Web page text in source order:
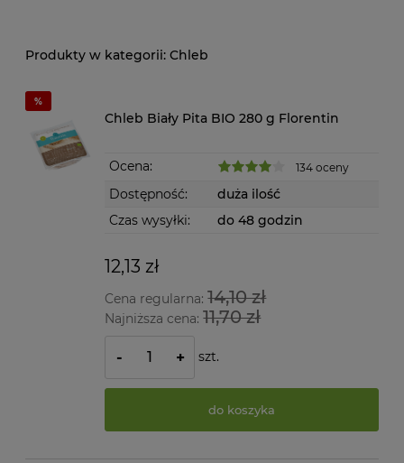
Chleb
Chleb Biały Pita BIO 280 g Florentin
Ocena: 134 oceny
Dostępność:
duża ilość
Czas wysyłki:
do 48 godzin
12,13 zł
Cena regularna:14,10 zł
Najniższa cena:11,70 zł
- + szt.
do koszyka